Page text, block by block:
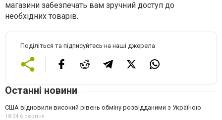
магазини забезпечать вам зручний доступ до
необхідних товарів.
Поділіться та підписуйтесь на наші джерела
Останні новини
США відновили високий рівень обміну розвідданими з Україною
18:24,6 серпня